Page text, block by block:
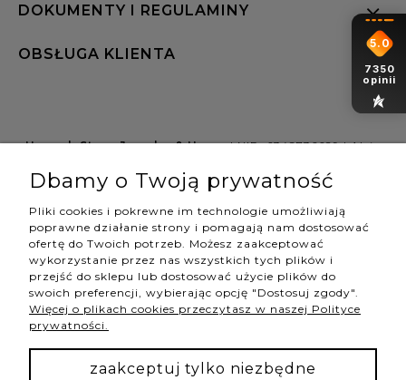
DOKUMENTY I REGULAMINY
OBSŁUGA KLIENTA
Hannah Store Jewelry & Home| NIP: 6342736629 | Aleja
shop@hannahstore.pl
pokaż pełną wersję strony
5.0
7350
opinii
NASZE ODZNAKI
Dbamy o Twoją prywatność
Pliki cookies i pokrewne im technologie umożliwiają
poprawne działanie strony i pomagają nam dostosować
ofertę do Twoich potrzeb. Możesz zaakceptować
wykorzystanie przez nas wszystkich tych plików i
przejść do sklepu lub dostosować użycie plików do
swoich preferencji, wybierając opcję "Dostosuj zgody".
Więcej o plikach cookies przeczytasz w naszej Polityce
prywatności.
zaakceptuj tylko niezbędne